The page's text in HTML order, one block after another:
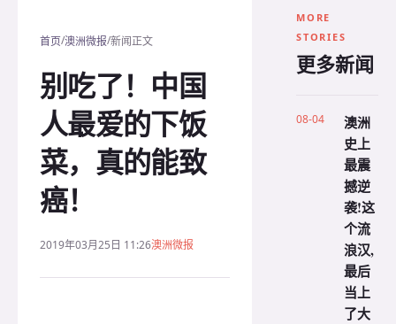
首页/澳洲微报/新闻正文
别吃了！中国
人最爱的下饭
菜，真的能致
癌！
2019年03月25日 11:26澳洲微报
MORE
STORIES
更多新闻
08-04
澳洲
史上
最震
撼逆
袭!这
个流
浪汉,
最后
当上
了大